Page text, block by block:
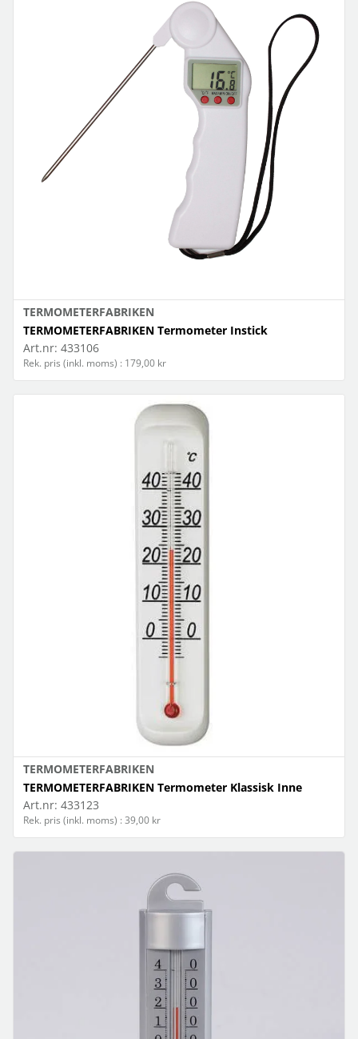
TERMOMETERFABRIKEN
TERMOMETERFABRIKEN Termometer Instick
Art.nr: 433106
Rek. pris (inkl. moms) : 179,00 kr
TERMOMETERFABRIKEN
TERMOMETERFABRIKEN Termometer Klassisk Inne
Art.nr: 433123
Rek. pris (inkl. moms) : 39,00 kr